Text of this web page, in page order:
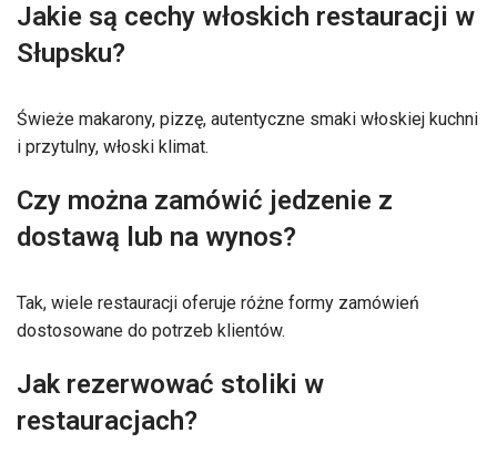
Jakie są cechy włoskich restauracji w
Słupsku?
Świeże makarony, pizzę, autentyczne smaki włoskiej kuchni
i przytulny, włoski klimat.
Czy można zamówić jedzenie z
dostawą lub na wynos?
Tak, wiele restauracji oferuje różne formy zamówień
dostosowane do potrzeb klientów.
Jak rezerwować stoliki w
restauracjach?